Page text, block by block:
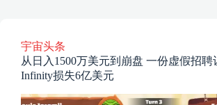
宇宙头条
从日入1500万美元到崩盘 一份虚假招聘
Infinity损失6亿美元